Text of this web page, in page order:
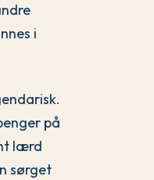
i
på
lærd
sørget